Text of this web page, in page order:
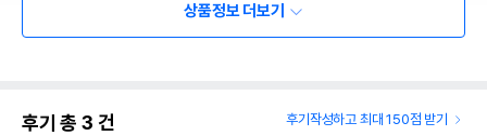
상품정보 더보기
후기 총 3 건 후기작성하고 최대 150점 받기